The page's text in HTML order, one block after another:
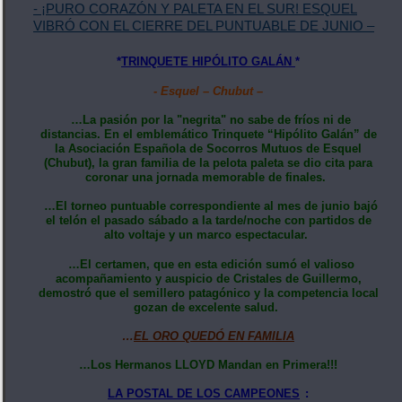
- ¡PURO CORAZÓN Y PALETA EN EL SUR! ESQUEL
VIBRÓ CON EL CIERRE DEL PUNTUABLE DE JUNIO –
*TRINQUETE HIPÓLITO GALÁN *
- Esquel – Chubut –
…La pasión por la "negrita" no sabe de fríos ni de
distancias. En el emblemático Trinquete “Hipólito Galán” de
la Asociación Española de Socorros Mutuos de Esquel
(Chubut), la gran familia de la pelota paleta se dio cita para
coronar una jornada memorable de finales.
…El torneo puntuable correspondiente al mes de junio bajó
el telón el pasado sábado a la tarde/noche con partidos de
alto voltaje y un marco espectacular.
…El certamen, que en esta edición sumó el valioso
acompañamiento y auspicio de Cristales de Guillermo,
demostró que el semillero patagónico y la competencia local
gozan de excelente salud.
…EL ORO QUEDÓ EN FAMILIA
…Los Hermanos LLOYD Mandan en Primera!!!
LA POSTAL DE LOS CAMPEONES :